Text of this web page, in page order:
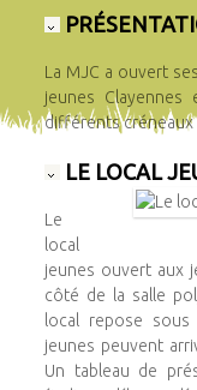
La MJC a ouvert
jeunes
différents créneaux
LE LOCAL
Le
local
jeunes ouvert aux
côté de la salle
local repose sous
jeunes peuvent
Un tableau de